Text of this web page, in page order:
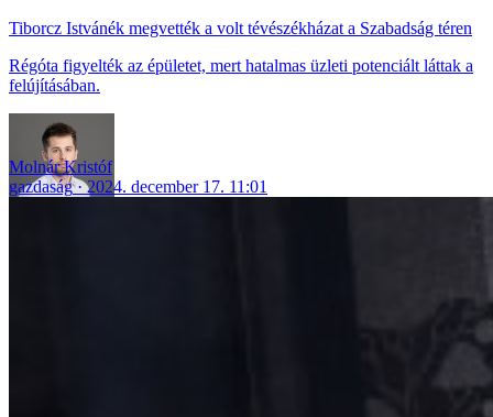
Tiborcz Istvánék megvették a volt tévészékházat a Szabadság téren
Régóta figyelték az épületet, mert hatalmas üzleti potenciált láttak a
felújításában.
Molnár Kristóf
gazdaság
2024. december 17. 11:01